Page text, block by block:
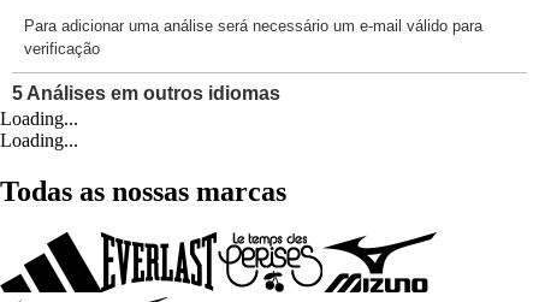
Loading...
Loading...
Todas as nossas marcas